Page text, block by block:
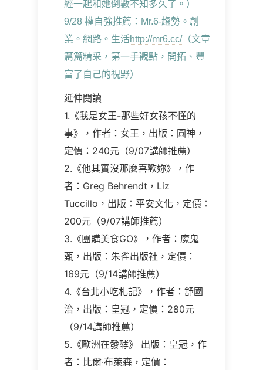
經一起和她倒數不知多久了。）
9/28 權自強推薦：Mr.6-趨勢。創
業。網路。生活http://mr6.cc/（文章
篇篇精采，第一手觀點，開拓、豐
富了自己的視野）
延伸閱讀
1.《我是女王-那些好女孩不懂的
事》，作者：女王，出版：圓神，
定價：240元（9/07講師推薦）
2.《他其實沒那麼喜歡妳》，作
者：Greg Behrendt，Liz
Tuccillo，出版：平安文化，定價：
200元（9/07講師推薦）
3.《團購美食GO》，作者：魔鬼
甄，出版：朱雀出版社，定價：
169元（9/14講師推薦）
4.《台北小吃札記》，作者：舒國
治，出版：皇冠，定價：280元
（9/14講師推薦）
5.《歐洲在發酵》 出版：皇冠，作
者：比爾‧布萊森，定價：